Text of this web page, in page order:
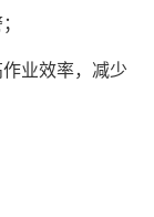
业效率，减少